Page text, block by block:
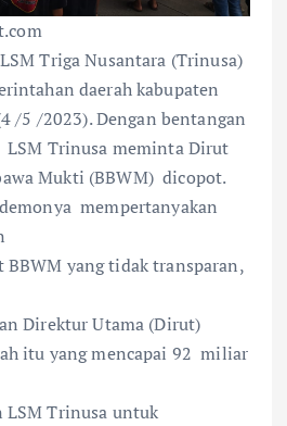
Triga Nusantara (Trinusa)
daerah kabupaten
/5 /2023). Dengan bentangan
Trinusa meminta Dirut
Mukti (BBWM) dicopot.
mempertanyakan
BBWM yang tidak transparan,
Direktur Utama (Dirut)
itu yang mencapai 92 miliar
LSM Trinusa untuk